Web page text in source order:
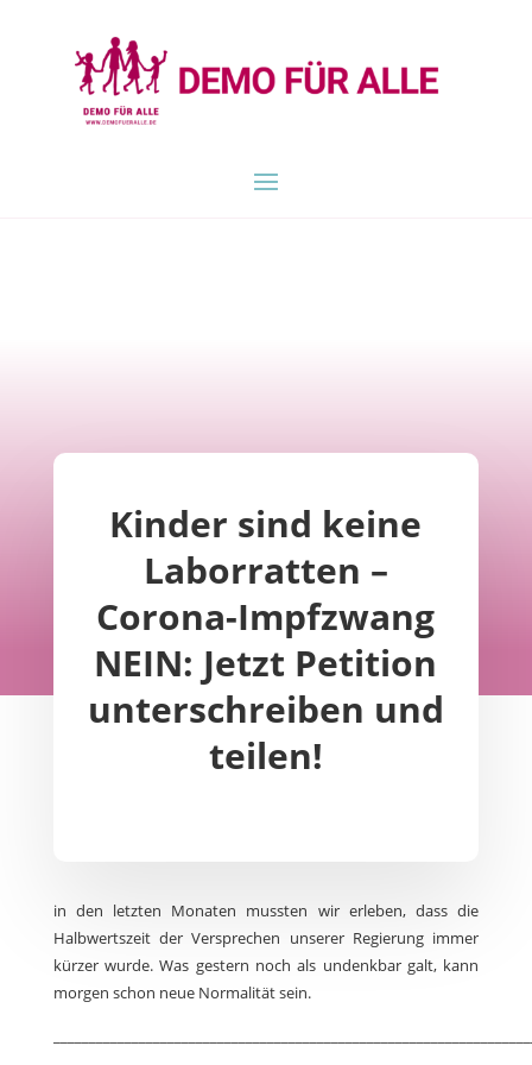
Kinder sind keine
Laborratten –
Corona-Impfzwang
NEIN: Jetzt Petition
unterschreiben und
teilen!
in den letzten Monaten mussten wir erleben, dass die
Halbwertszeit der Versprechen unserer Regierung immer
kürzer wurde. Was gestern noch als undenkbar galt, kann
morgen schon neue Normalität sein.